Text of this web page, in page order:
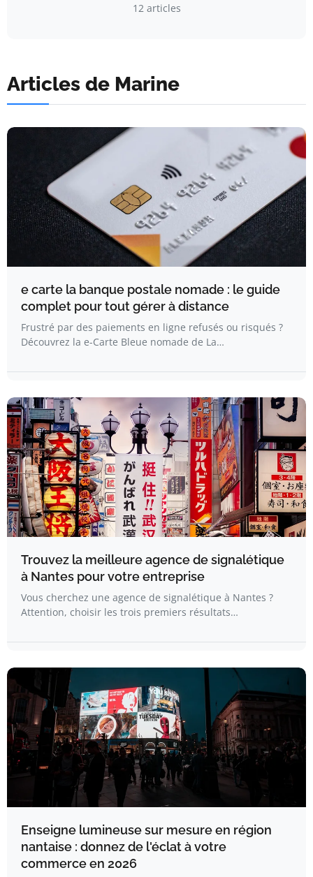
12 articles
Articles de Marine
e carte la banque postale nomade : le guide
complet pour tout gérer à distance
Frustré par des paiements en ligne refusés ou risqués ?
Découvrez la e-Carte Bleue nomade de La…
Trouvez la meilleure agence de signalétique
à Nantes pour votre entreprise
Vous cherchez une agence de signalétique à Nantes ?
Attention, choisir les trois premiers résultats…
Enseigne lumineuse sur mesure en région
nantaise : donnez de l'éclat à votre
commerce en 2026